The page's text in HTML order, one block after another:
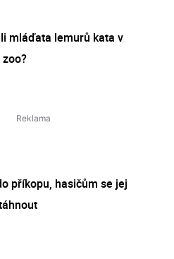
mláďata lemurů kata v
příkopu, hasičům se jej